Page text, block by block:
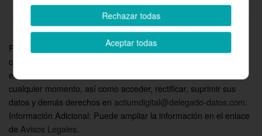
Finalidades: Responder a sus solicitudes y remitirle información
comercial de nuestros productos y servicios, incluso por medios
electrónicos. Derechos: Puede retirar su consentimiento en
cualquier momento, así como acceder, rectificar, suprimir sus
datos y demás derechos en actiumdigital@delegado-datos.com
Información Adicional: Puede ampliar la información en el enlace
de Avisos Legales
Rechazar todas
Aceptar todas